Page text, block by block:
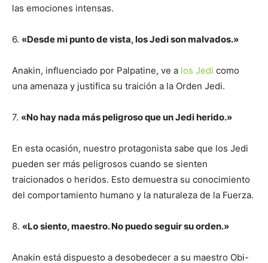
las emociones intensas.
6. «Desde mi punto de vista, los Jedi son malvados.»
Anakin, influenciado por Palpatine, ve a los Jedi como
una amenaza y justifica su traición a la Orden Jedi.
7. «No hay nada más peligroso que un Jedi herido.»
En esta ocasión, nuestro protagonista sabe que los Jedi
pueden ser más peligrosos cuando se sienten
traicionados o heridos. Esto demuestra su conocimiento
del comportamiento humano y la naturaleza de la Fuerza.
8. «Lo siento, maestro. No puedo seguir su orden.»
Anakin está dispuesto a desobedecer a su maestro Obi-